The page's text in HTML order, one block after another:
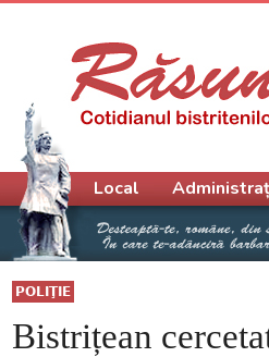
POLIŢIE
Bistrițean
Meniu principal
Local